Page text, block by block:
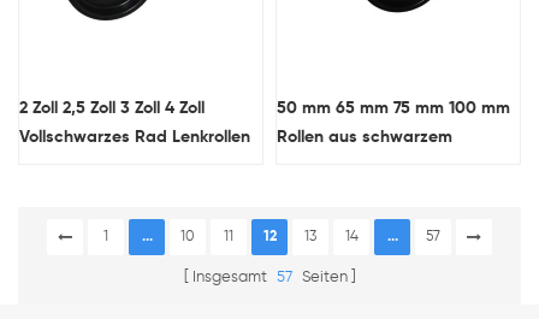
2 Zoll 2,5 Zoll 3 Zoll 4 Zoll
Vollschwarzes Rad Lenkrollen
50 mm 65 mm 75 mm 100 mm
Rollen aus schwarzem
Maschinen
... 10 12 13 14 ... 57
Insgesamt 57 Seiten